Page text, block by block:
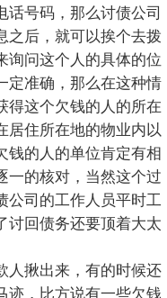
号码，那么讨债公司
之后，就可以挨个去拨
询问这个人的具体的位
定准确，那么在这种情
得这个欠钱的人的所在
居住所在地的物业内以
钱的人的单位肯定有相
一的核对，当然这个过
公司的工作人员平时工
讨回债务还要顶着大太
人揪出来，有的时候还
迹，比方说有一些欠钱